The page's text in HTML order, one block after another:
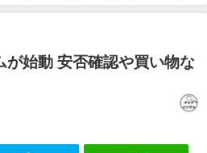
が始動 安否確認や買い物な